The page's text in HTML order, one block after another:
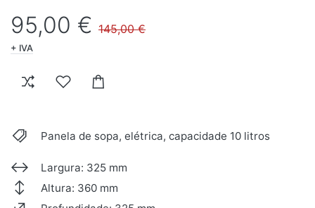
95,00 € 145,00 €
+ IVA
Panela de sopa, elétrica, capacidade 10 litros
Largura: 325 mm
Altura: 360 mm